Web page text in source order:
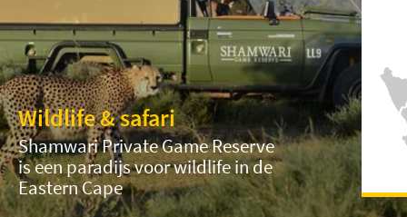
Wildlife & safari
Shamwari Private Game Reserve
is een paradijs voor wildlife in de
Eastern Cape